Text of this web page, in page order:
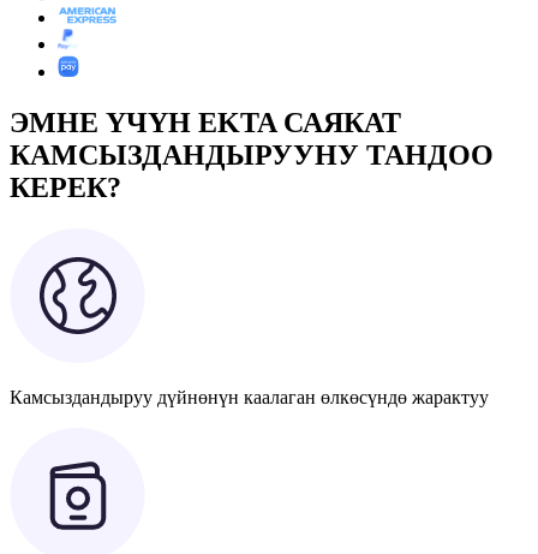
ЭМНЕ ҮЧҮН EKTA САЯКАТ
КАМСЫЗДАНДЫРУУНУ ТАНДОО
КЕРЕК?
Камсыздандыруу дүйнөнүн каалаган өлкөсүндө жарактуу